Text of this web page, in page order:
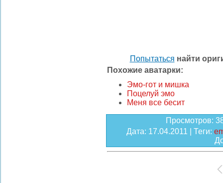
Попытаться найти
Похожие аватарки:
Эмо-гот и мишка
Поцелуй эмо
Меня все бесит
Просмотров:
Дата: 17.04.2011 | Теги: